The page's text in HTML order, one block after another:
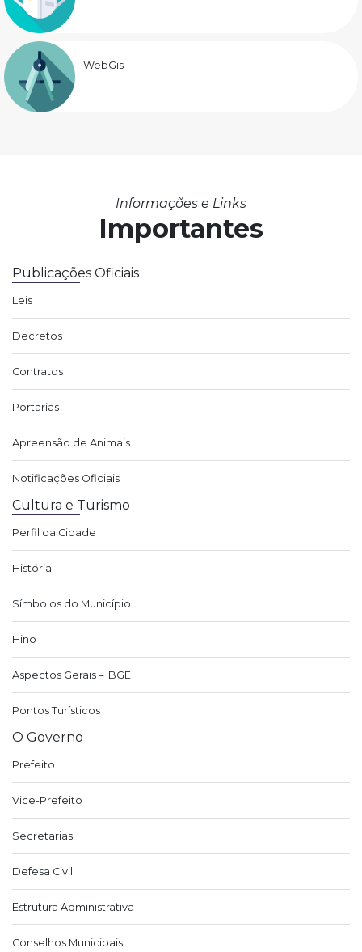
WebGis
Informações e Links
Importantes
Publicações Oficiais
Leis
Decretos
Contratos
Portarias
Apreensão de Animais
Notificações Oficiais
Cultura e Turismo
Perfil da Cidade
História
Símbolos do Município
Hino
Aspectos Gerais – IBGE
Pontos Turísticos
O Governo
Prefeito
Vice-Prefeito
Secretarias
Defesa Civil
Estrutura Administrativa
Conselhos Municipais